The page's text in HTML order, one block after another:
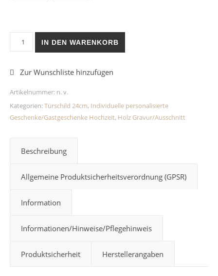
Personalisiertes Türschild Kranz/Schmetterling aus Holz
IN DEN WARENKORB
Artikelnummer: n. v.
Kategorien:Türschild 24cm, Individuelle personalisierte
Geschenke/Gastgeschenke Hochzeit, Holz Gravur/Ausschnitt
Beschreibung
Allgemeine Produktsicherheitsverordnung (GPSR)
Information
Informationen/Hinweise/Pflegehinweis
Produktsicherheit Herstellerangaben